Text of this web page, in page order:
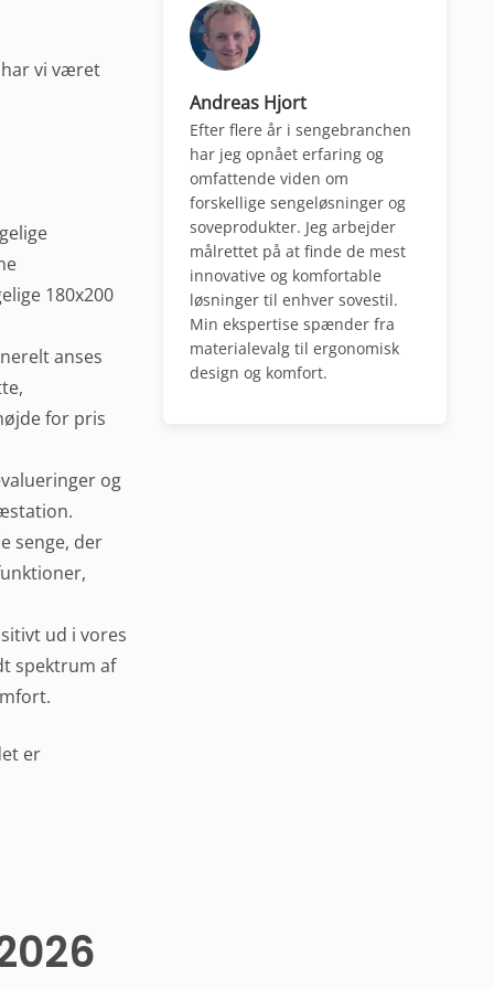
har vi været
180x200
anses
for pris
og
senge, der
ud i vores
spektrum af
er
Andreas Hjort
Efter flere år i sengebranchen
har jeg opnået erfaring og
omfattende viden om
forskellige sengeløsninger og
soveprodukter. Jeg arbejder
målrettet på at finde de mest
innovative og komfortable
løsninger til enhver sovestil.
Min ekspertise spænder fra
materialevalg til ergonomisk
design og komfort.